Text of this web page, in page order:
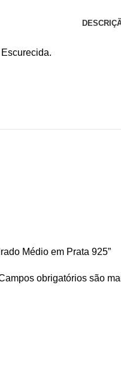
Médio em Prata 925”
obrigatórios são